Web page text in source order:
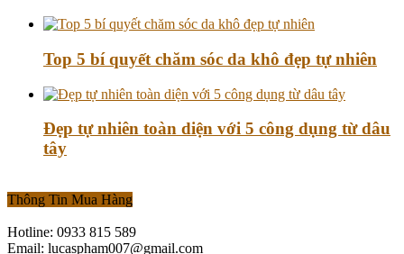
Top 5 bí quyết chăm sóc da khô đẹp tự nhiên
Đẹp tự nhiên toàn diện với 5 công dụng từ dâu
tây
Thông Tin Mua Hàng
Hotline: 0933 815 589
Email: lucaspham007@gmail.com